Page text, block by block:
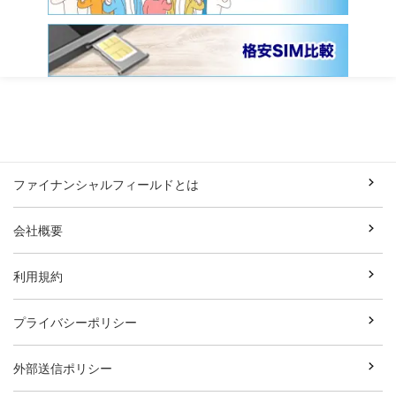
ファイナンシャルフィールドとは
会社概要
利用規約
プライバシーポリシー
外部送信ポリシー